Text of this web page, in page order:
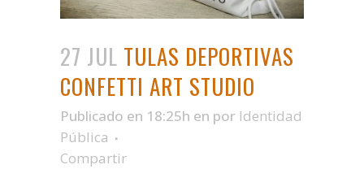
27 JUL TULAS DEPORTIVAS
CONFETTI ART STUDIO
Publicado en 18:25h en por Identidad
Pública
Compartir